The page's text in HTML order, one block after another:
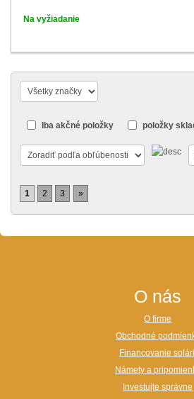
Na vyžiadanie
Iba akčné položky položky
1 2 3 »
O nás
O firme
Obchodné
Financovanie
Námety a
Investujte správne